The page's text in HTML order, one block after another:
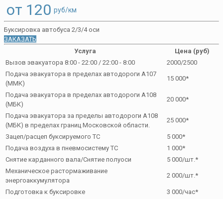
от 120 руб/км
Буксировка автобуса 2/3/4 оси
ЗАКАЗАТЬ
Услуга
Цена (руб)
Вызов эвакуатора 8:00 - 22:00 / 22:00 - 8:00
2000/2500
Подача эвакуатора в пределах автодороги А107
(ММК)
15 000*
Подача эвакуатора в пределах автодороги А108
(МБК)
20 000*
Подача эвакуатора за пределы автодороги А108
(МБК) в пределах границ Московской области.
25 000*
Зацеп/расцеп буксируемого ТС
5 000*
Подача воздуха в пневмосистему ТС
1 000*
Снятие карданного вала/Снятие полуоси
5 000/шт.*
Механическое растормаживание
энергоаккумулятора
2 000/шт.*
Подготовка к буксировке
3 000/час*